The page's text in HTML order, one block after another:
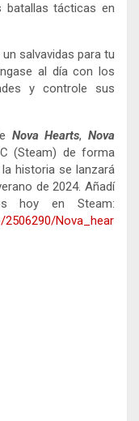
batallas tácticas en
salvavidas para tu
al día con los
y controle sus
Nova Hearts,Nova
(Steam) de forma
historia se lanzará
de 2024. Añadí
hoy en Steam:
Nova_hear